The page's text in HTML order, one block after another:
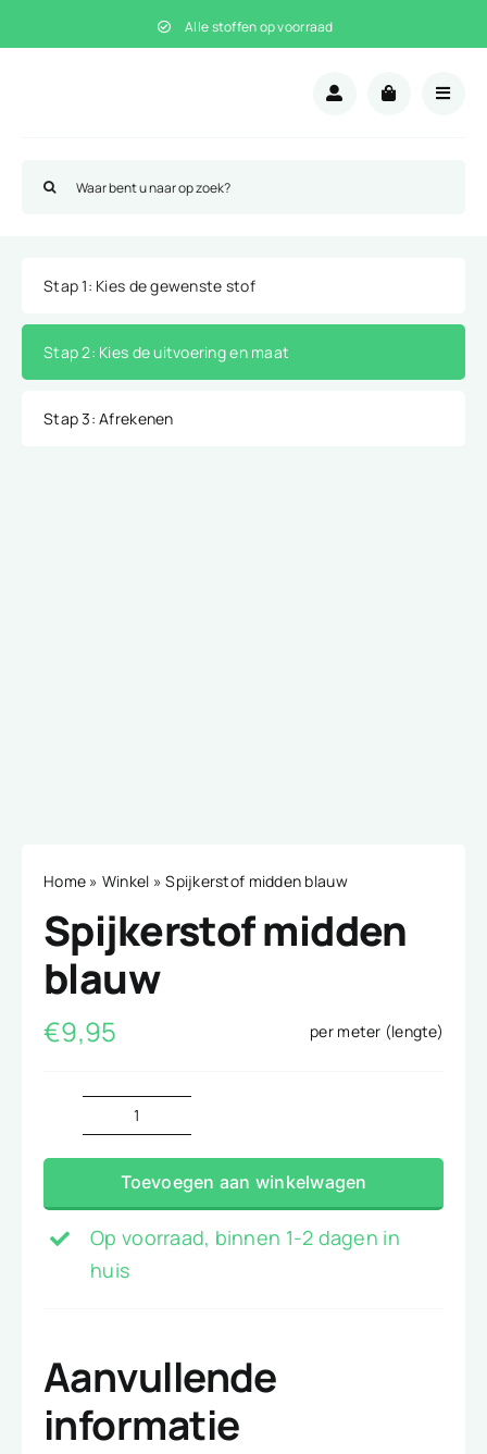
naar
Alle stoffen op voorraad
naar:
Stap 1: Kies de gewenste stof
Stap 2: Kies de uitvoering en maat
Stap 3: Afrekenen
Home » Winkel »Spijkerstof midden blauw
Spijkerstof midden
blauw
€9,95 per meter (lengte)
Spijkerstof
midden
blauw
aantal
Toevoegen aan winkelwagen
Op voorraad, binnen 1-2 dagen in
huis
Aanvullende
informatie